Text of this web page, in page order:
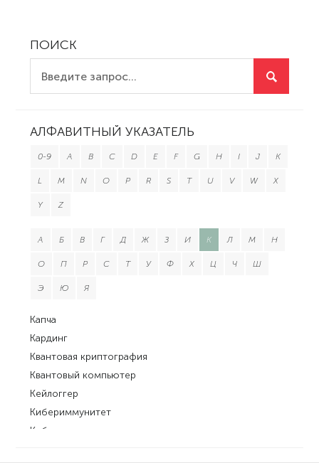
ПОИСК
АЛФАВИТНЫЙ УКАЗАТЕЛЬ
0-9 A B C D E F G H I J K
L M N O P R S T U V W X
Y Z
А Б В Г Д Ж З И К Л М Н
О П Р С Т У Ф Х Ц Ч Ш
Э Ю Я
Капча
Кардинг
Квантовая криптография
Квантовый компьютер
Кейлоггер
Кибериммунитет
Кибероружие